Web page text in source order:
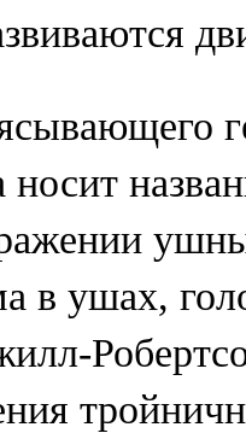
носит
в ушах,